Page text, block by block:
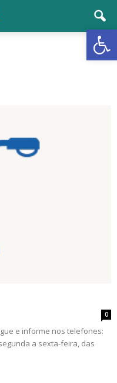
0
e informe nos telefones:
segunda a sexta-feira, das